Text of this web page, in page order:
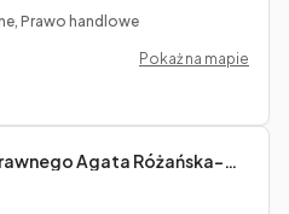
Prawo handlowe
Pokaż na mapie